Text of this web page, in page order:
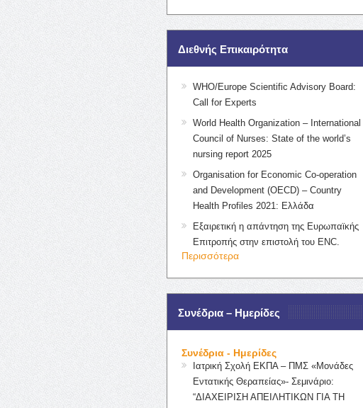
Διεθνής Επικαιρότητα
WHO/Europe Scientific Advisory Board:
Call for Experts
World Health Organization – International
Council of Nurses: State of the world’s
nursing report 2025
Organisation for Economic Co-operation
and Development (OECD) – Country
Health Profiles 2021: Ελλάδα
Εξαιρετική η απάντηση της Ευρωπαϊκής
Επιτροπής στην επιστολή του ENC.
Περισσότερα
Συνέδρια – Ημερίδες
Συνέδρια - Ημερίδες
Ιατρική Σχολή ΕΚΠΑ – ΠΜΣ «Μονάδες
Εντατικής Θεραπείας»- Σεμινάριο:
“ΔΙΑΧΕΙΡΙΣΗ ΑΠΕΙΛΗΤΙΚΩΝ ΓΙΑ ΤΗ